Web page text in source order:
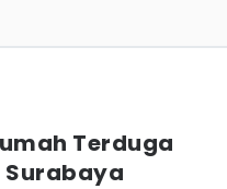
Terduga
Surabaya